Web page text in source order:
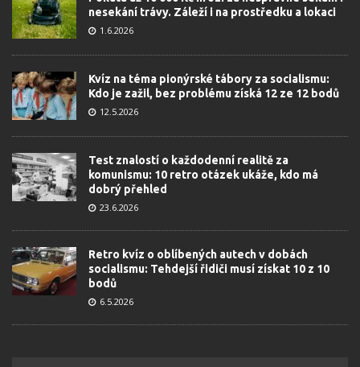
nesekání trávy. Záleží i na prostředku a lokaci
1.6.2026
Kvíz na téma pionýrské tábory za socialismu:
Kdo je zažil, bez problému získá 12 ze 12 bodů
12.5.2026
Test znalostí o každodenní realitě za
komunismu: 10 retro otázek ukáže, kdo má
dobrý přehled
23.6.2026
Retro kvíz o oblíbených autech v dobách
socialismu: Tehdejší řidiči musí získat 10 z 10
bodů
6.5.2026